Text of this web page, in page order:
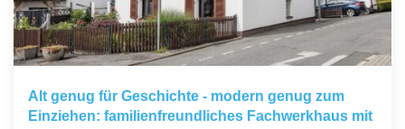
Alt genug für Geschichte - modern genug zum
Einziehen: familienfreundliches Fachwerkhaus mit